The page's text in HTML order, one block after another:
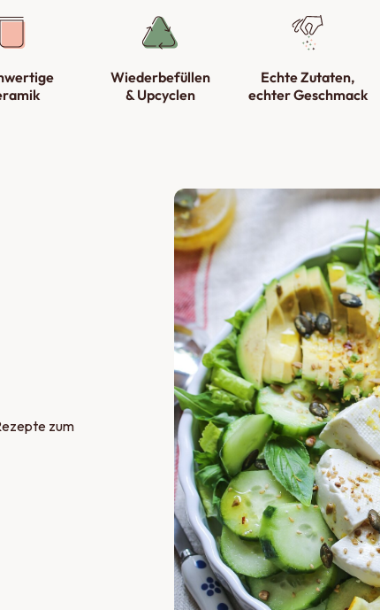
Wiederbefüllen
& Upcyclen
Echte Zutaten,
echter Geschmack
zum